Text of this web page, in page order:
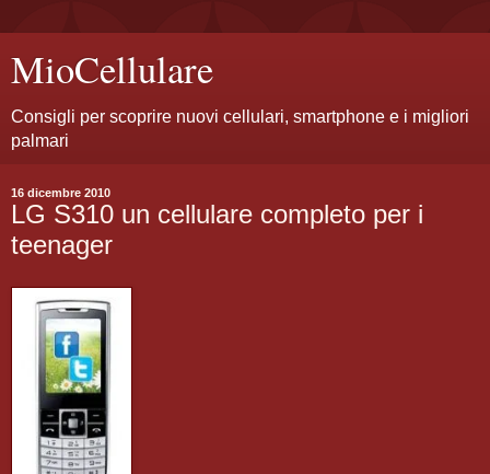
MioCellulare
Consigli per scoprire nuovi cellulari, smartphone e i migliori
palmari
16 dicembre 2010
LG S310 un cellulare completo per i
teenager